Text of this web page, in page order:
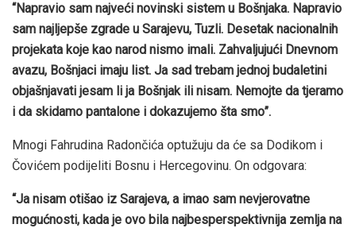
“Napravio sam najveći novinski sistem u Bošnjaka. Napravio
sam najljepše zgrade u Sarajevu, Tuzli. Desetak nacionalnih
projekata koje kao narod nismo imali. Zahvaljujući Dnevnom
avazu, Bošnjaci imaju list. Ja sad trebam jednoj budaletini
objašnjavati jesam li ja Bošnjak ili nisam. Nemojte da tjeramo
i da skidamo pantalone i dokazujemo šta smo”.
Mnogi Fahrudina Radončića optužuju da će sa Dodikom i
Čovićem podijeliti Bosnu i Hercegovinu. On odgovara:
“Ja nisam otišao iz Sarajeva, a imao sam nevjerovatne
mogućnosti, kada je ovo bila najbesperspektivnija zemlja na